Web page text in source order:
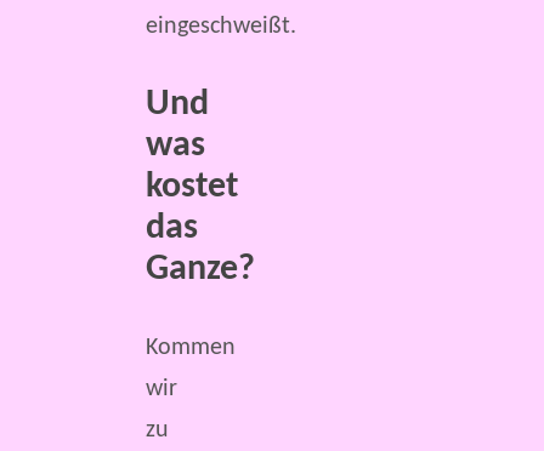
eingeschweißt.
Und
was
kostet
das
Ganze?
Kommen
wir
zu